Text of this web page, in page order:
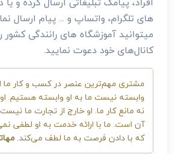
های تلگرام، واتساپ و ... پیام ارسال
میتوانید آموزشگاه های رانندگی کشور
کانال‌های خود دعوت نمایید.
مشتری مهم‌ترین عنصر در کسب و کار ما
وابسته نیست ما به او وابسته هستیم.
نه مانع کار ما. او خارج از تجارت ما
آن است. ما با ارائه خدمت به او لطفی
که با دادن فرصت به ما لطف می‌کند.